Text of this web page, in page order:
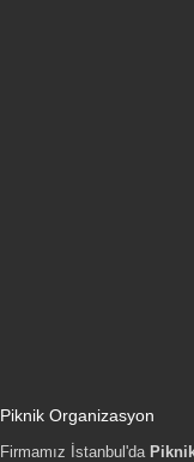
Piknik Organizasyon
Firmamız İstanbul'da